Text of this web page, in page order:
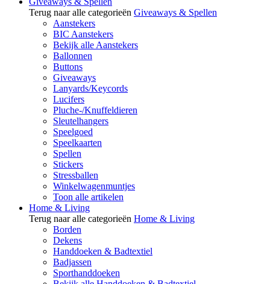
Terug naar alle categorieën Giveaways & Spellen
Aanstekers
BIC Aanstekers
Bekijk alle Aanstekers
Ballonnen
Buttons
Giveaways
Lanyards/Keycords
Lucifers
Pluche-/Knuffeldieren
Sleutelhangers
Speelgoed
Speelkaarten
Spellen
Stickers
Stressballen
Winkelwagenmuntjes
Toon alle artikelen
Home & Living
Terug naar alle categorieën Home & Living
Borden
Dekens
Handdoeken & Badtextiel
Badjassen
Sporthanddoeken